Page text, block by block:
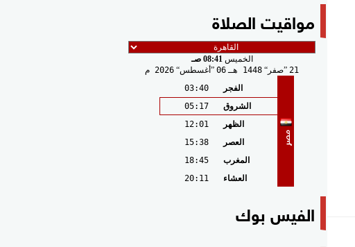
مواقيت الصلاة
الخميس08:41 صـ
21 صفر 1448 هـ 06 أغسطس 2026 م
مصر
الفجر
03:40
الشروق
05:17
الظهر
12:01
العصر
15:38
المغرب
18:45
العشاء
20:11
الفيس بوك